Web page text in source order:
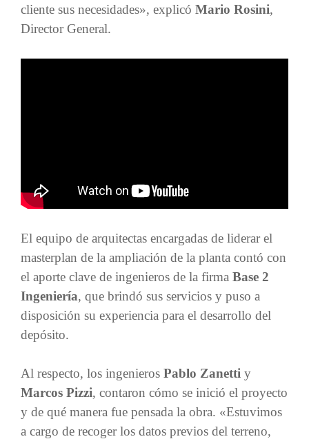
cliente sus necesidades», explicó Mario Rosini,
Director General.
El equipo de arquitectas encargadas de liderar el
masterplan de la ampliación de la planta contó con
el aporte clave de ingenieros de la firma Base 2
Ingeniería, que brindó sus servicios y puso a
disposición su experiencia para el desarrollo del
depósito.
Al respecto, los ingenieros Pablo Zanetti y
Marcos Pizzi, contaron cómo se inició el proyecto
y de qué manera fue pensada la obra. «Estuvimos
a cargo de recoger los datos previos del terreno,